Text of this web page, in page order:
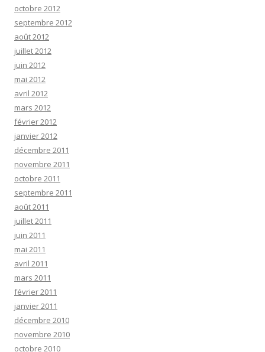
octobre 2012
septembre 2012
août 2012
juillet 2012
juin 2012
mai 2012
avril 2012
mars 2012
février 2012
janvier 2012
décembre 2011
novembre 2011
octobre 2011
septembre 2011
août 2011
juillet 2011
juin 2011
mai 2011
avril 2011
mars 2011
février 2011
janvier 2011
décembre 2010
novembre 2010
octobre 2010